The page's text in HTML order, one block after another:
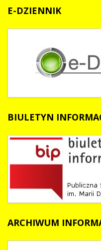
E-DZIENNIK
BIULETYN
ARCHIWUM